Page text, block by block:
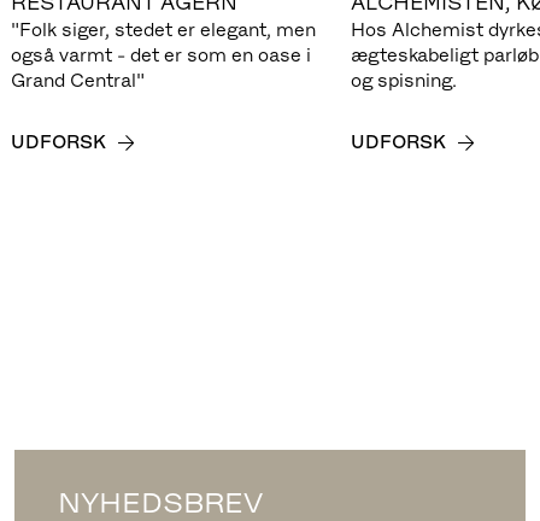
"Folk siger, stedet er elegant, men
også varmt - det er som en oase i
Grand Central"
UDFORSK
Hos Alchemist
ægteskabeligt
og spisning.
UDFORSK
NYHEDSBREV